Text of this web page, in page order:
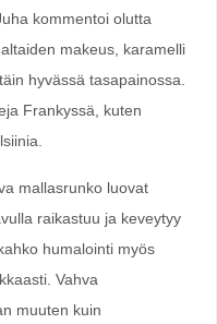
kommentoi olutta
makeus, karamelli
hyvässä tasapainossa.
Frankyssä, kuten
mallasrunko luovat
raikastuu ja keveytyy
humalointi myös
Vahva
muuten kuin